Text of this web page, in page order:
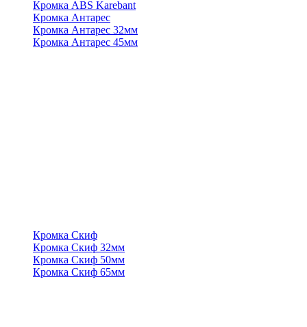
Кромка ABS Karebant
Кромка Антарес
Кромка Антарес 32мм
Кромка Антарес 45мм
Кромка Скиф
Кромка Скиф 32мм
Кромка Скиф 50мм
Кромка Скиф 65мм